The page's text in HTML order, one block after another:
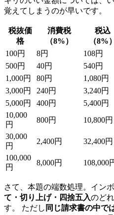
覚えてしまうのが早いです。
税抜価
格
消費税
（8%）
税込
（8%）
100円 8円 108円
500円 40円 540円
1,000円 80円 1,080円
3,000円 240円 3,240円
5,000円 400円 5,400円
10,000
円
800円 10,800円
30,000
円
2,400円 32,400円
100,000
円
8,000円 108,000
さて、本題の端数処理。イン
て・切り上げ・四捨五入のど
す。 ただし 同じ請求書の中で